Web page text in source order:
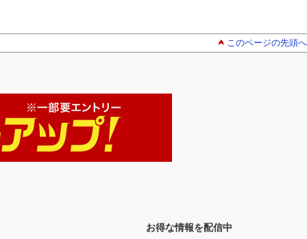
このページの先頭へ
お得な情報を配信中